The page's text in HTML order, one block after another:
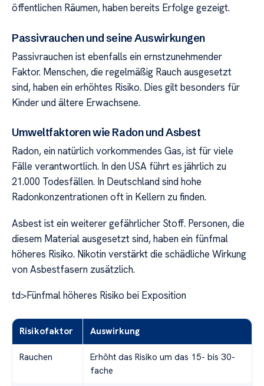
öffentlichen Räumen, haben bereits Erfolge gezeigt.
Passivrauchen und seine Auswirkungen
Passivrauchen ist ebenfalls ein ernstzunehmender
Faktor. Menschen, die regelmäßig Rauch ausgesetzt
sind, haben ein erhöhtes Risiko. Dies gilt besonders für
Kinder und ältere Erwachsene.
Umweltfaktoren wie Radon und Asbest
Radon, ein natürlich vorkommendes Gas, ist für viele
Fälle verantwortlich. In den USA führt es jährlich zu
21.000 Todesfällen. In Deutschland sind hohe
Radonkonzentrationen oft in Kellern zu finden.
Asbest ist ein weiterer gefährlicher Stoff. Personen, die
diesem Material ausgesetzt sind, haben ein fünfmal
höheres Risiko. Nikotin verstärkt die schädliche Wirkung
von Asbestfasern zusätzlich.
td>Fünfmal höheres Risiko bei Exposition
Risikofaktor Auswirkung
Rauchen
Erhöht das Risiko um das 15- bis 30-
fache